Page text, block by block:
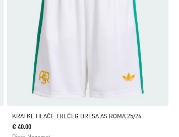
KRATKE HLAČE TREĆEG DRESA AS ROMA 25/26
€ 40.00